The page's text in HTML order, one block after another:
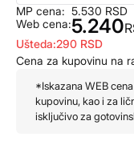
MP cena:
Web cena:
5.530 RSD
5.240
Ušteda:290 RSD
Cena za kupovinu na
*Iskazana WEB
kupovinu, kao i za
isključivo za